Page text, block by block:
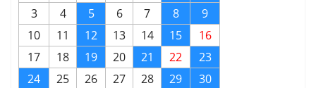
3
4 5 6 7 8
9
10
11 12 13 14 15
16
17
18 19 20 21 22
23
24
25 26 27 28 29
30